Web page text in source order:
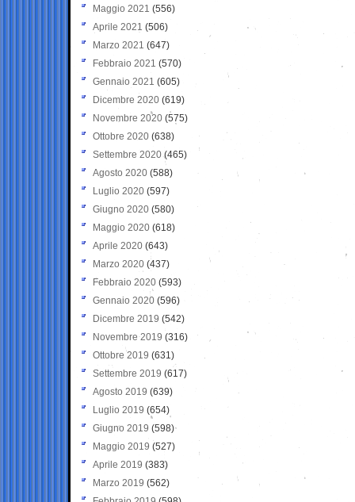
Maggio 2021 (556)
Aprile 2021 (506)
Marzo 2021 (647)
Febbraio 2021 (570)
Gennaio 2021 (605)
Dicembre 2020 (619)
Novembre 2020 (575)
Ottobre 2020 (638)
Settembre 2020(465)
Agosto 2020 (588)
Luglio 2020 (597)
Giugno 2020 (580)
Maggio 2020 (618)
Aprile 2020 (643)
Marzo 2020 (437)
Febbraio 2020 (593)
Gennaio 2020 (596)
Dicembre 2019 (542)
Novembre 2019 (316)
Ottobre 2019 (631)
Settembre 2019 (617)
Agosto 2019 (639)
Luglio 2019 (654)
Giugno 2019 (598)
Maggio 2019 (527)
Aprile 2019 (383)
Marzo 2019 (562)